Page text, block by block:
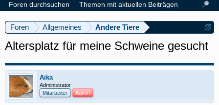
Foren Allgemeines Andere Tiere
Altersplatz für meine Schweine gesucht
Aika
Administrator
Mitarbeiter
Admin
Foren durchsuchen
Themen mit aktuellen Beiträgen